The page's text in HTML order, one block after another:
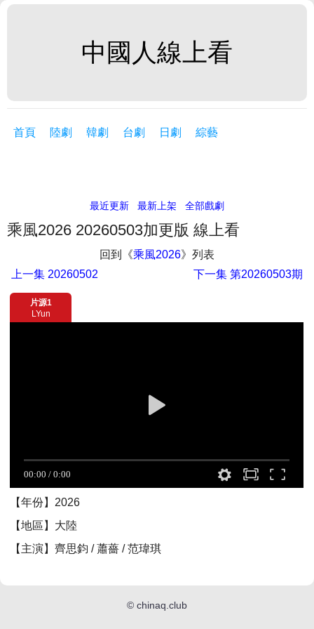
中國人線上看
首頁 陸劇 韓劇 台劇 日劇 綜藝
最近更新 最新上架 全部戲劇
乘風2026 20260503加更版 線上看
回到《乘風2026》列表
上一集 20260502 下一集第20260503期
片源1
LYun
【年份】2026
【地區】大陸
【主演】齊思鈞 / 蕭薔 / 范瑋琪
© chinaq.club